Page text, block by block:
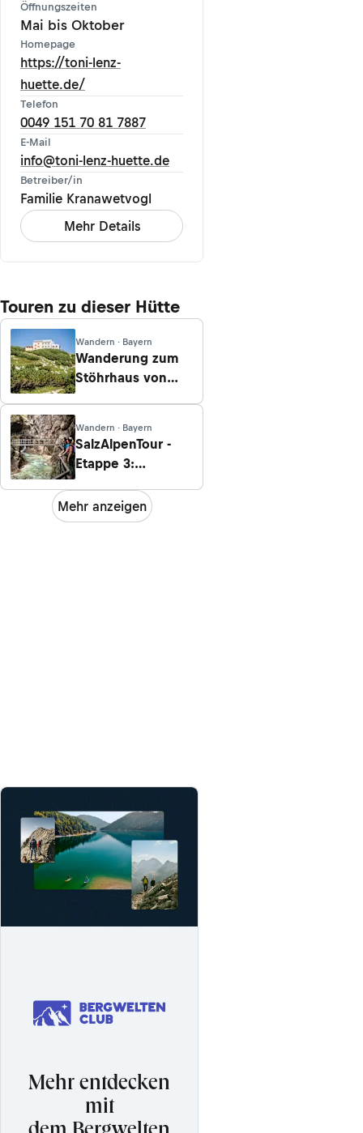
Öffnungszeiten
Mai bis Oktober
Homepage
https://toni-lenz-
huette.de/
Telefon
0049 151 70 81 7887
E-Mail
info@toni-lenz-huette.de
Betreiber/in
Familie Kranawetvogl
Mehr Details
Touren zu dieser Hütte
Wandern · Bayern
Wanderung zum
Stöhrhaus von
Wandern · Bayern
SalzAlpenTour -
Etappe 3:
Marktschellenberg
Mehr anzeigen
Mehr entdecken
mit